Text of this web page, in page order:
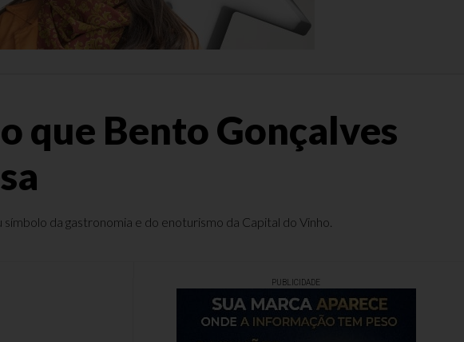
que Bento Gonçalves
da gastronomia e do enoturismo da Capital do Vinho.
PUBLICIDADE